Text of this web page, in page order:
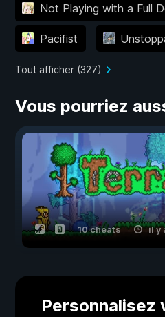
Not Playing with a Full
Pacifist
Tout afficher (327)
Vous pourriez
10 cheats il y
Personnalisez